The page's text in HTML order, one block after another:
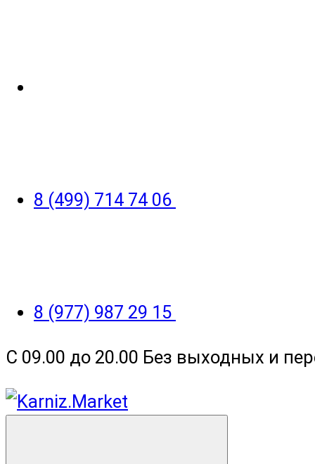
8 (499) 714 74 06
8 (977) 987 29 15
С 09.00 до 20.00 Без выходных и